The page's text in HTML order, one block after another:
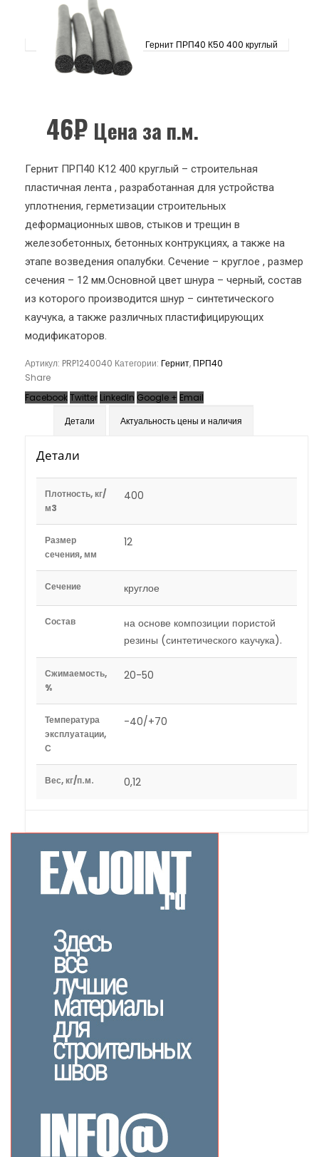
Гернит ПРП40 К50 400 круглый
46₽ Цена за п.м.
Гернит ПРП40 К12 400 круглый – строительная
пластичная лента , разработанная для устройства
уплотнения, герметизации строительных
деформационных швов, стыков и трещин в
железобетонных, бетонных контрукциях, а также на
этапе возведения опалубки. Сечение – круглое , размер
сечения – 12 мм.Основной цвет шнура – черный, состав
из которого производится шнур – синтетического
каучука, а также различных пластифицирующих
модификаторов.
Артикул: PRP1240040 Категории: Гернит, ПРП40
Share
FacebookTwitter LinkedIn Google + Email
Детали
Актуальность цены и наличия
Детали
Плотность, кг/
м3
400
Размер
сечения, мм
12
Сечение круглое
Состав
на основе композиции пористой
резины (синтетического каучука).
Сжимаемость,
%
20-50
Температура
эксплуатации,
С
-40/+70
Вес, кг/п.м. 0,12